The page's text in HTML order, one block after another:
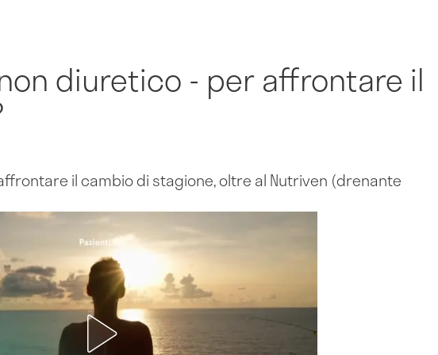
diuretico - per affrontare il
il cambio di stagione, oltre al Nutriven (drenante